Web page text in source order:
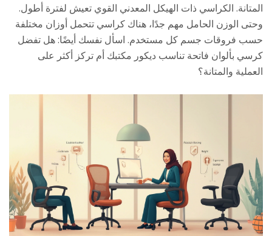
المتانة. الكراسي ذات الهيكل المعدني القوي تعيش لفترة أطول.
وحتى الوزن الحامل مهم جدًا، هناك كراسي تتحمل أوزان مختلفة
حسب فروقات جسم كل مستخدم. اسأل نفسك أيضًا: هل تفضل
كرسي بألوان فاتحة تناسب ديكور مكتبك أم تركز أكثر على
العملية والمتانة؟